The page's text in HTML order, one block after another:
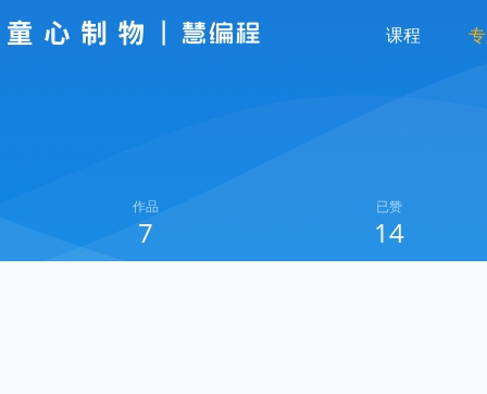
课程
作品
7
已赞
14